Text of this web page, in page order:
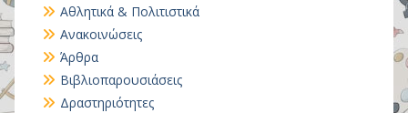
Αθλητικά & Πολιτιστικά
Ανακοινώσεις
Άρθρα
Βιβλιοπαρουσιάσεις
Δραστηριότητες